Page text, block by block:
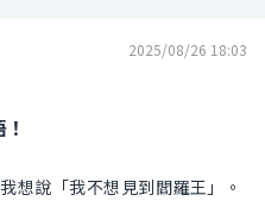
2025/08/26 18:03
想說「我不想見到閻羅王」。